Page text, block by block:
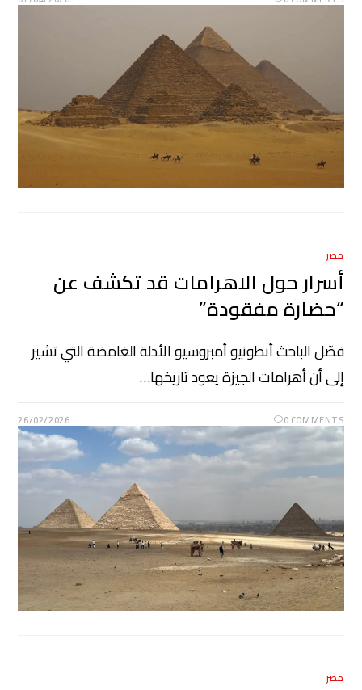
مصر
أسرار حول الاهرامات قد تكشف عن
“حضارة مفقودة”
فصّل الباحث أنطونيو أمبروسيو الأدلة الغامضة التي تشير
إلى أن أهرامات الجيزة يعود تاريخها…
0 COMMENTS
26/02/2026
مصر